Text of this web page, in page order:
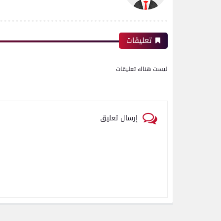
تعليقات
ليست هناك تعليقات
إرسال تعليق